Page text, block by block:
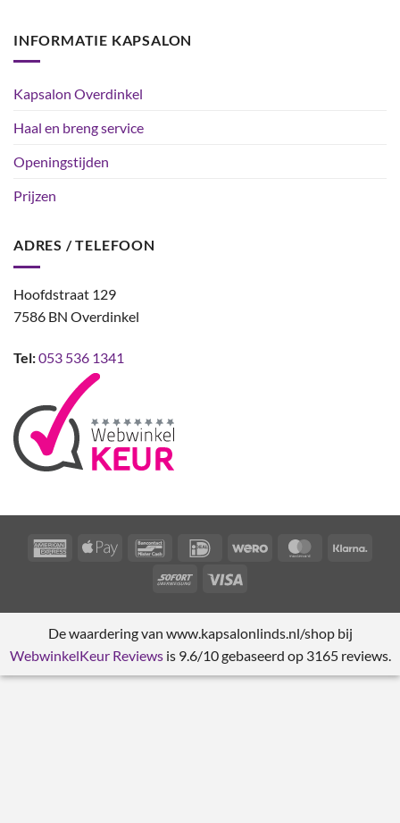
INFORMATIE KAPSALON
Kapsalon Overdinkel
Haal en breng service
Openingstijden
Prijzen
ADRES / TELEFOON
Hoofdstraat 129
7586 BN Overdinkel
Tel:053 536 1341
AmericanApple
BancontactIDeal Wero MasterCard
Sofort
De waardering van www.kapsalonlinds.nl/shop bij
WebwinkelKeur Reviewsis 9.6/10 gebaseerd op 3165 reviews.